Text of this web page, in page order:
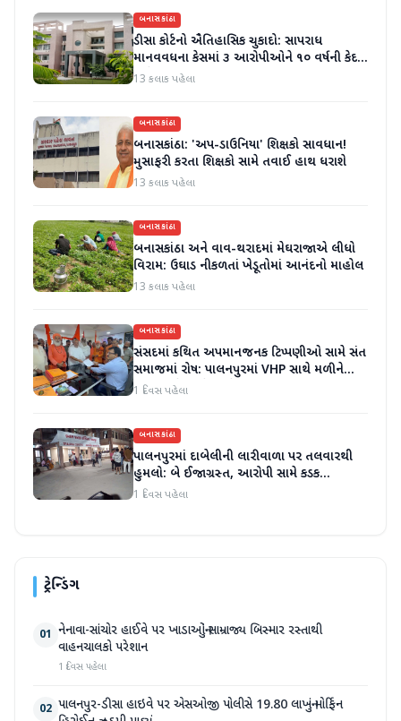
બનાસકાંઠા
ડીસા કોર્ટનો ઐતિહાસિક ચુકાદો: સાપરાધ
માનવવધના કેસમાં ૩ આરોપીઓને ૧૦ વર્ષની કેદ
અને ૬ લાખનો દંડ
13 કલાક પહેલા
બનાસકાંઠા
બનાસકાંઠા: 'અપ-ડાઉનિયા' શિક્ષકો સાવધાન!
મુસાફરી કરતા શિક્ષકો સામે તવાઈ હાથ ધરાશે
13 કલાક પહેલા
બનાસકાંઠા
બનાસકાંઠા અને વાવ-થરાદમાં મેઘરાજાએ લીધો
વિરામ: ઉઘાડ નીકળતાં ખેડૂતોમાં આનંદનો માહોલ
13 કલાક પહેલા
બનાસકાંઠા
સંસદમાં કથિત અપમાનજનક ટિપ્પણીઓ સામે સંત
સમાજમાં રોષ: પાલનપુરમાં VHP સાથે મળીને
અધિક કલેક્ટરને આવેદનપત્ર આપ્યું
1 દિવસ પહેલા
બનાસકાંઠા
પાલનપુરમાં દાબેલીની લારીવાળા પર તલવારથી
હુમલો: બે ઈજાગ્રસ્ત, આરોપી સામે કડક
કાર્યવાહીની માંગ
1 દિવસ પહેલા
ટ્રેન્ડિંગ
01 નેનાવા-સાંચોર હાઈવે પર ખાડાઓનું સામ્રાજ્ય બિસ્માર રસ્તાથી
વાહનચાલકો પરેશાન
1 દિવસ પહેલા
02 પાલનપુર-ડીસા હાઇવે પર એસઓજી પોલીસે 19.80 લાખનું મોર્ફિન